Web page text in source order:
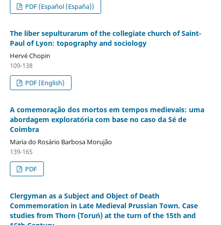
PDF (Español (España))
The liber sepulturarum of the collegiate church of Saint-
Paul of Lyon: topography and sociology
Hervé Chopin
109-138
PDF (English)
A comemoração dos mortos em tempos medievais: uma
abordagem exploratória com base no caso da Sé de
Coimbra
Maria do Rosário Barbosa Morujão
139-165
PDF
Clergyman as a Subject and Object of Death
Commemoration in Late Medieval Prussian Town. Case
studies from Thorn (Toruń) at the turn of the 15th and